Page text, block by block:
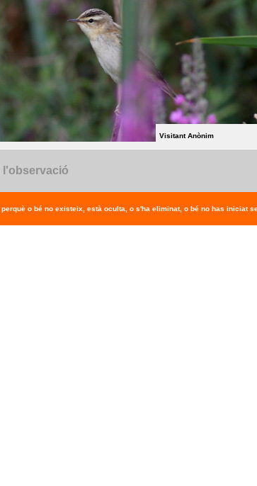
Visitant Anònim
l'observació
o bé no existeix, està oculta, o s'ha eliminat, o bé no has iniciat